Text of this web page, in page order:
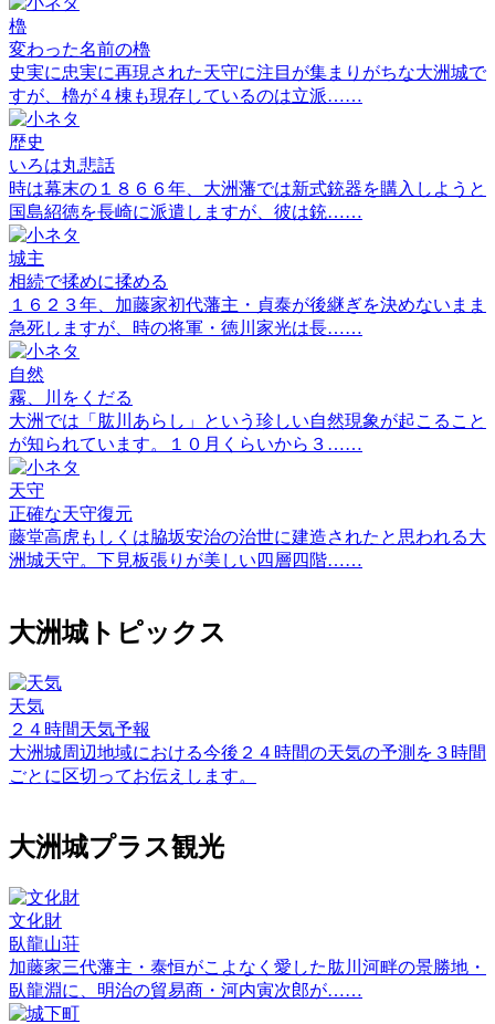
櫓
変わった名前の櫓
史実に忠実に再現された天守に注目が集まりがちな大洲城で
すが、櫓が４棟も現存しているのは立派……
歴史
いろは丸悲話
時は幕末の１８６６年、大洲藩では新式銃器を購入しようと
国島紹徳を長崎に派遣しますが、彼は銃……
城主
相続で揉めに揉める
１６２３年、加藤家初代藩主・貞泰が後継ぎを決めないまま
急死しますが、時の将軍・徳川家光は長……
自然
霧、川をくだる
大洲では「肱川あらし」という珍しい自然現象が起こること
が知られています。１０月くらいから３……
天守
正確な天守復元
藤堂高虎もしくは脇坂安治の治世に建造されたと思われる大
洲城天守。下見板張りが美しい四層四階……
大洲城トピックス
天気
２４時間天気予報
大洲城周辺地域における今後２４時間の天気の予測を３時間
ごとに区切ってお伝えします。
大洲城プラス観光
文化財
臥龍山荘
加藤家三代藩主・泰恒がこよなく愛した肱川河畔の景勝地・
臥龍淵に、明治の貿易商・河内寅次郎が……